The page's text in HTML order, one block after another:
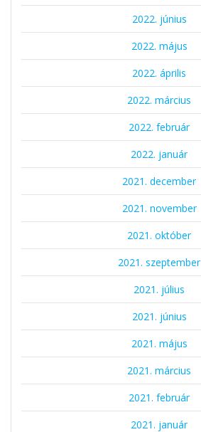
2022. június
2022. május
2022. április
2022. március
2022. február
2022. január
2021. december
2021. november
2021. október
2021. szeptember
2021. július
2021. június
2021. május
2021. március
2021. február
2021. január